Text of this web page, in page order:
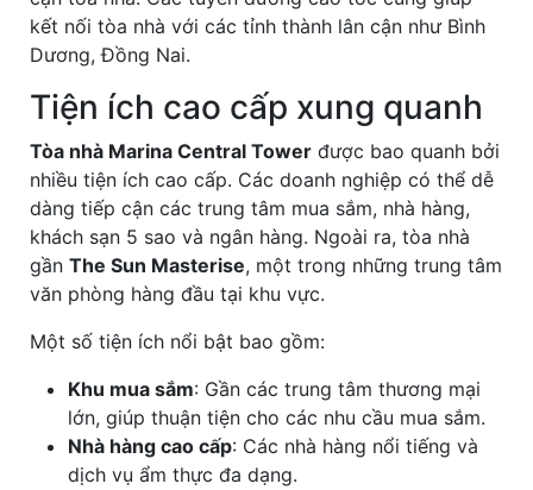
kết nối tòa nhà với các tỉnh thành lân cận như Bình
Dương, Đồng Nai.
Tiện ích cao cấp xung quanh
Tòa nhà Marina Central Tower được bao quanh bởi
nhiều tiện ích cao cấp. Các doanh nghiệp có thể dễ
dàng tiếp cận các trung tâm mua sắm, nhà hàng,
khách sạn 5 sao và ngân hàng. Ngoài ra, tòa nhà
gần The Sun Masterise, một trong những trung tâm
văn phòng hàng đầu tại khu vực.
Một số tiện ích nổi bật bao gồm:
Khu mua sắm: Gần các trung tâm thương mại
lớn, giúp thuận tiện cho các nhu cầu mua sắm.
Nhà hàng cao cấp: Các nhà hàng nổi tiếng và
dịch vụ ẩm thực đa dạng.